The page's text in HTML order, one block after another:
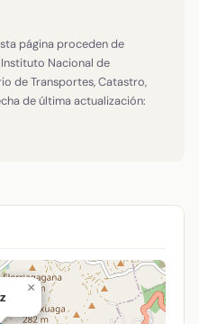
página proceden de
Nacional de
de Transportes, Catastro,
de última actualización:
×